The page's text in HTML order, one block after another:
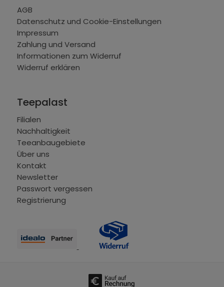
AGB
Datenschutz und Cookie-Einstellungen
Impressum
Zahlung und Versand
Informationen zum Widerruf
Widerruf erklären
Teepalast
Filialen
Nachhaltigkeit
Teeanbaugebiete
Über uns
Kontakt
Newsletter
Passwort vergessen
Registrierung